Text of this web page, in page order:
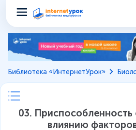
Библиотека «ИнтернетУрок»
03. Приспособленность
влиянию